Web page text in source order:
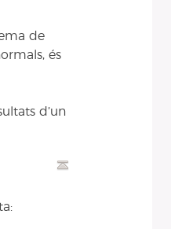
de
és
d’un